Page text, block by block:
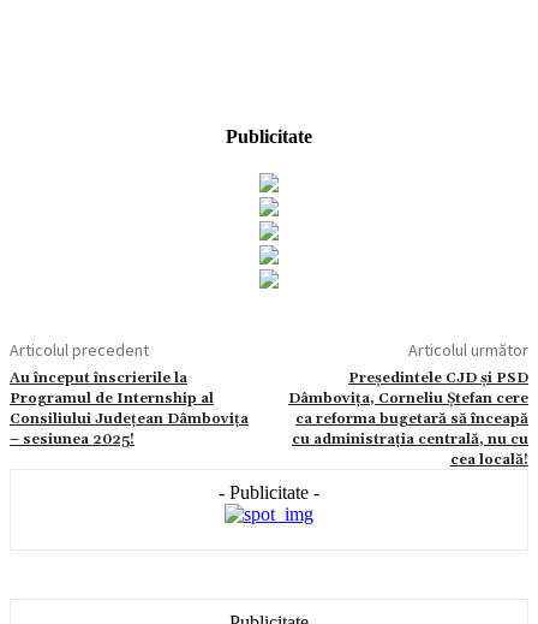
Publicitate
Articolul precedent
Au început înscrierile la
Programul de Internship al
Consiliului Județean Dâmbovița
– sesiunea 2025!
Articolul următor
Președintele CJD și PSD
Dâmbovița, Corneliu Ștefan cere
ca reforma bugetară să înceapă
cu administrația centrală, nu cu
cea locală!
- Publicitate -